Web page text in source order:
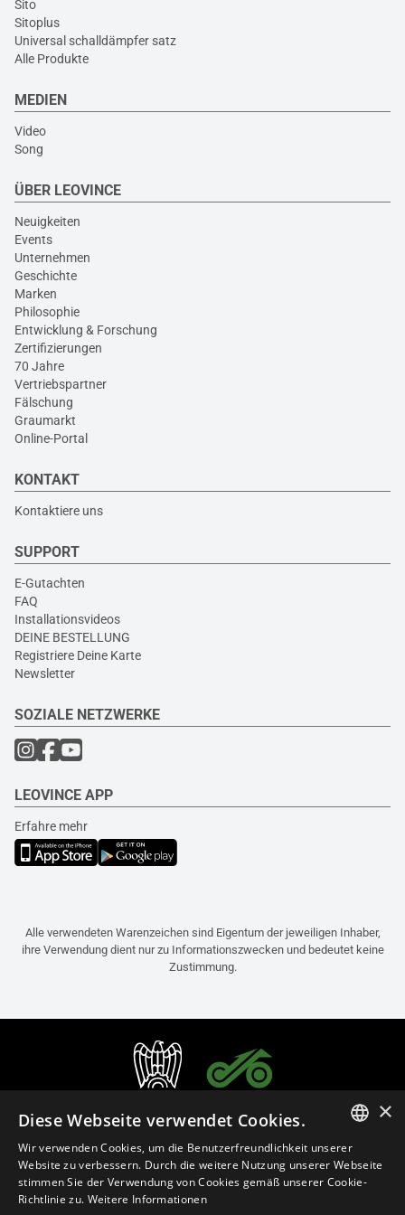
Sito
Sitoplus
Universal schalldämpfer satz
Alle Produkte
MEDIEN
Video
Song
ÜBER LEOVINCE
Neuigkeiten
Events
Unternehmen
Geschichte
Marken
Philosophie
Entwicklung & Forschung
Zertifizierungen
70 Jahre
Vertriebspartner
Fälschung
Graumarkt
Online-Portal
KONTAKT
Kontaktiere uns
SUPPORT
E-Gutachten
FAQ
Installationsvideos
DEINE BESTELLUNG
Registriere Deine Karte
Newsletter
SOZIALE NETZWERKE
LEOVINCE APP
Erfahre mehr
Alle verwendeten Warenzeichen sind Eigentum der jeweiligen Inhaber,
ihre Verwendung dient nur zu Informationszwecken und bedeutet keine
Zustimmung.
ITALIAN
ENGLISH
×
Diese Webseite verwendet Cookies.
Wir verwenden Cookies, um die Benutzerfreundlichkeit unserer
Website zu verbessern. Durch die weitere Nutzung unserer Webseite
stimmen Sie der Verwendung von Cookies gemäß unserer Cookie-
Richtlinie zu. Weitere Informationen